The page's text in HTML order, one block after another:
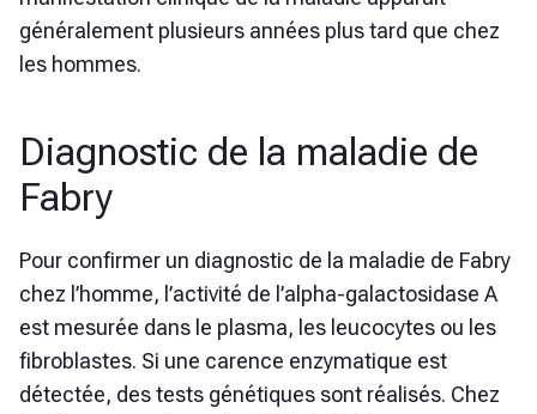
généralement plusieurs années plus tard que chez
les hommes.
Diagnostic de la maladie de
Fabry
Pour confirmer un diagnostic de la maladie de Fabry
chez l’homme, l’activité de l’alpha-galactosidase A
est mesurée dans le plasma, les leucocytes ou les
fibroblastes. Si une carence enzymatique est
détectée, des tests génétiques sont réalisés. Chez